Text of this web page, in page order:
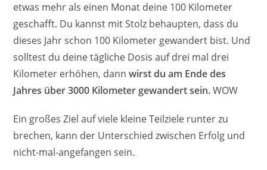
etwas mehr als einen Monat deine 100 Kilometer
geschafft. Du kannst mit Stolz behaupten, dass du
dieses Jahr schon 100 Kilometer gewandert bist. Und
solltest du deine tägliche Dosis auf drei mal drei
Kilometer erhöhen, dannwirst du am Ende des
Jahres über 3000 Kilometer gewandert sein.WOW
Ein großes Ziel auf viele kleine Teilziele runter zu
brechen, kann der Unterschied zwischen Erfolg und
nicht-mal-angefangen sein.